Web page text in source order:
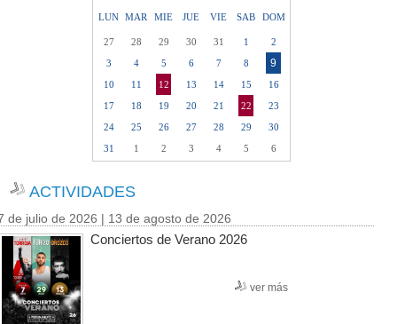
LUN MAR MIE JUE VIE SAB DOM
27 28 29 30 31 1
2
3
4 5 6 7 8 9
10 11 12 13 14 15
16
17
18 19 20 21 22
23
24
25 26 27 28 29
30
31
1 2 3 4 5 6
ACTIVIDADES
de julio de 2026 | 13 de agosto de 2026
Conciertos de Verano 2026
ver más